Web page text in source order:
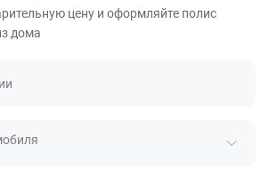
цену и оформляйте полис
дома